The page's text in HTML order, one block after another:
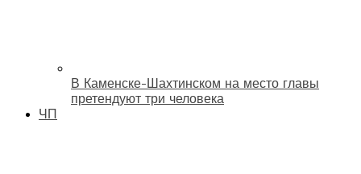
В Каменске-Шахтинском на место главы
претендуют три человека
ЧП